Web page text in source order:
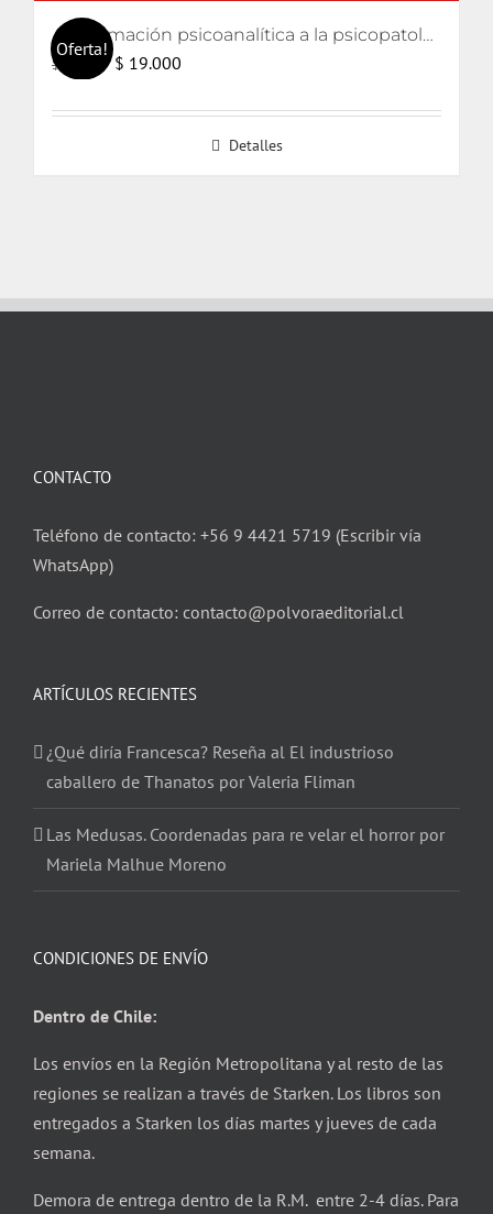
Oferta!
Aproximación psicoanalítica a la psicopatología (Curso de psicología 2006)
$
El
original
$ 19.000
actual
Detalles
CONTACTO
Teléfono de contacto: +56 9 4421 5719 (Escribir vía
WhatsApp)
Correo de contacto: contacto@polvoraeditorial.cl
ARTÍCULOS RECIENTES
¿Qué diría Francesca? Reseña al El industrioso
caballero de Thanatos por Valeria Fliman
Las Medusas. Coordenadas para re velar el horror por
Mariela Malhue Moreno
CONDICIONES DE ENVÍO
Dentro de Chile:
Los envíos en la Región Metropolitana y al resto de las
regiones se realizan a través de Starken. Los libros son
entregados a Starken los días martes y jueves de cada
semana.
Demora de entrega dentro de la R.M. entre 2-4 días. Para